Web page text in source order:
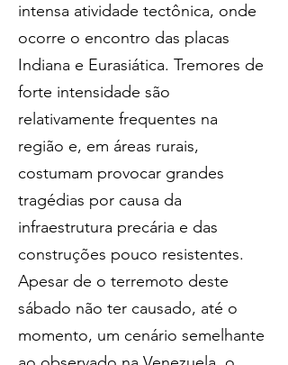
intensa atividade tectônica, onde
ocorre o encontro das placas
Indiana e Eurasiática. Tremores de
forte intensidade são
relativamente frequentes na
região e, em áreas rurais,
costumam provocar grandes
tragédias por causa da
infraestrutura precária e das
construções pouco resistentes.
Apesar de o terremoto deste
sábado não ter causado, até o
momento, um cenário semelhante